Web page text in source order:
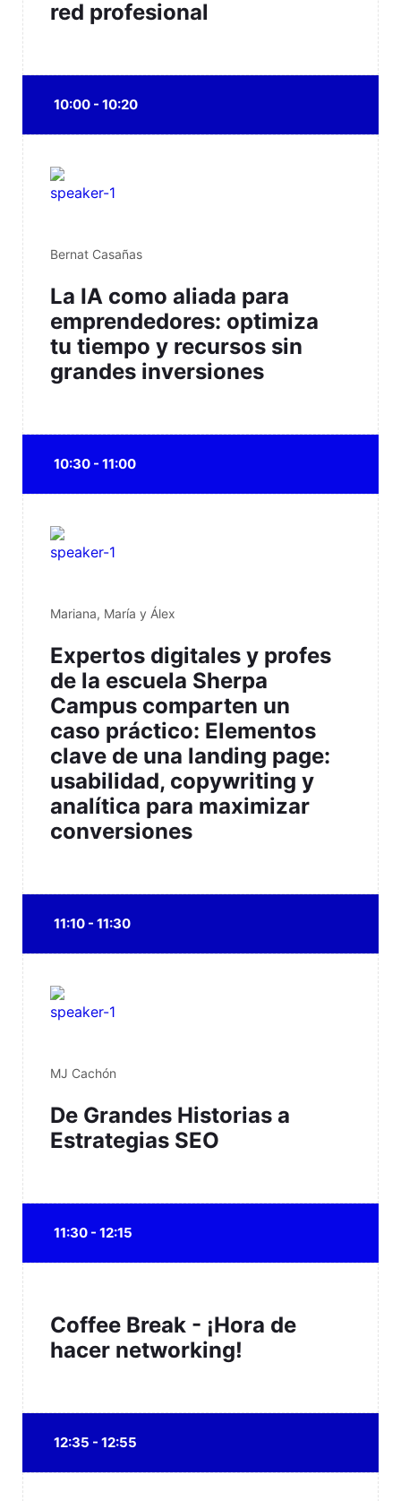
red profesional
10:00 - 10:20
Bernat Casañas
La IA como aliada para
emprendedores: optimiza
tu tiempo y recursos sin
grandes inversiones
10:30 - 11:00
Mariana, María y Álex
Expertos digitales y profes
de la escuela Sherpa
Campus comparten un
caso práctico: Elementos
clave de una landing page:
usabilidad, copywriting y
analítica para maximizar
conversiones
11:10 - 11:30
MJ Cachón
De Grandes Historias a
Estrategias SEO
11:30 - 12:15
Coffee Break - ¡Hora de
hacer networking!
12:35 - 12:55